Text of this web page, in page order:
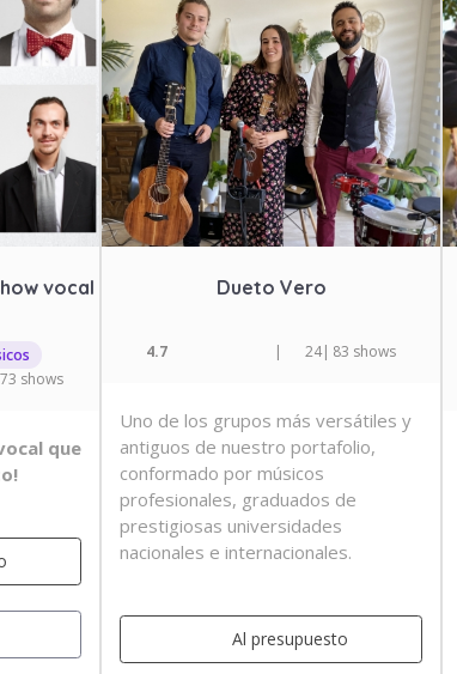
vocal
shows
que
Dueto Vero
4.7 | 24| 83 shows
Uno de los grupos más versátiles y
antiguos de nuestro portafolio,
conformado por músicos
profesionales, graduados de
prestigiosas universidades
nacionales e internacionales.
Al presupuesto